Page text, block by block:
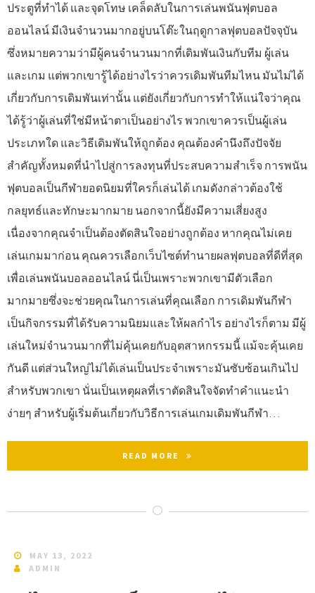
ประตูที่ทำได้ และจุดโทษ เคล็ดลับในการเล่นพนันฟุตบอล
ออนไลน์ มีเงินจำนวนมากอยู่บนโต๊ะในฤดูกาลฟุตบอลปัจจุบัน
ซึ่งหมายความว่ามีผู้คนจำนวนมากที่เดิมพันเงินกับทีม ผู้เล่น
และเกม แต่พวกเขารู้ได้อย่างไรว่าควรเดิมพันทีมไหน มันไม่ได้
เกี่ยวกับการเดิมพันเท่านั้น แต่ยังเกี่ยวกับการทำให้แน่ใจว่าคุณ
ได้รู้ว่าผู้เล่นที่ใช่มีหน้าตาเป็นอย่างไร พวกเขาควรเป็นผู้เล่น
ประเภทใด และวิธีเดิมพันให้ถูกต้อง คุณต้องคำนึงถึงปัจจัย
สำคัญทั้งหมดที่นำไปสู่การลงทุนที่ประสบความสำเร็จ การพนัน
ฟุตบอลเป็นกีฬายอดนิยมที่ใครก็เล่นได้ เกมดังกล่าวต้องใช้
กลยุทธ์และทักษะมากมาย นอกจากนี้ยังมีความเสี่ยงสูง
เนื่องจากคุณจำเป็นต้องตัดสินใจอย่างถูกต้อง หากคุณไม่เคย
เล่นเกมมาก่อน คุณควรเลือกเว็บไซต์ทำนายผลฟุตบอลที่ดีที่สุด
เพื่อเล่นพนันบอลออนไลน์ นี่เป็นเพราะพวกเขามีตัวเลือก
มากมายซึ่งจะช่วยคุณในการเล่นที่คุณเลือก การเดิมพันกีฬา
เป็นกิจกรรมที่ได้รับความนิยมและให้ผลกำไร อย่างไรก็ตาม มีผู้
เล่นใหม่จำนวนมากที่ไม่คุ้นเคยกับอุตสาหกรรมนี้ แม้จะคุ้นเคย
กันดี แต่ส่วนใหญ่ไม่ได้เล่นเป็นประจำเพราะมันซับซ้อนเกินไป
สำหรับพวกเขา นั่นเป็นเหตุผลที่เราตัดสินใจจัดทำคำแนะนำ
ง่ายๆ สำหรับผู้เริ่มต้นเกี่ยวกับวิธีการเล่นเกมเดิมพันกีฬา…
READ MORE
MAY 13, 2022
ADMIN